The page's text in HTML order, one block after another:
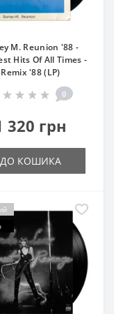
M. Reunion '88 -
Hits Of All Times -
Remix '88 (LP)
0
320 грн
ДО КОШИКА